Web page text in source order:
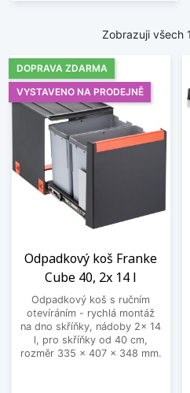
Zobrazuji všech
Odpadkový koš Franke
Cube 40, 2x 14 l
Odpadkový koš s ručním
otevíráním - rychlá montáž
na dno skříňky, nádoby 2x 14
l, pro skříňky od 40 cm,
rozměr 335 x 407 x 348 mm.
DOPRAVA ZDARMA
VYSTAVENO NA PRODEJNĚ